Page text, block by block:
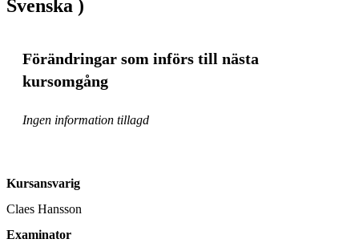
Svenska )
Förändringar som införs till nästa
kursomgång
Ingen information tillagd
Kursansvarig
Claes Hansson
Examinator